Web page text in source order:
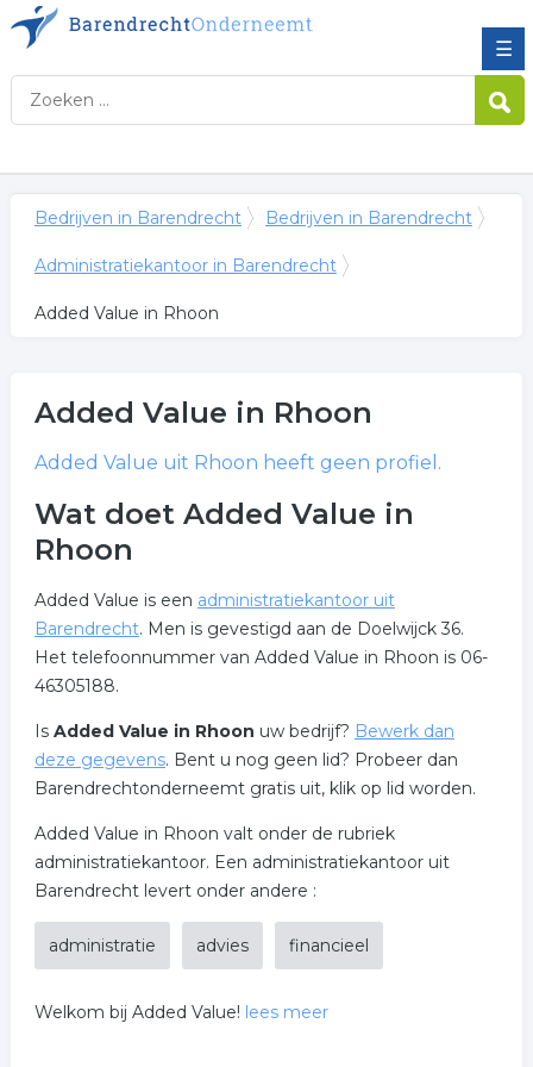
☰
Bedrijven in Barendrecht Bedrijven in Barendrecht
Administratiekantoor in Barendrecht
Added Value in Rhoon
Added Value in Rhoon
Added Value uit Rhoon heeft geen profiel.
Wat doet Added Value in
Rhoon
Added Value is een administratiekantoor uit
Barendrecht. Men is gevestigd aan de Doelwijck 36.
Het telefoonnummer van Added Value in Rhoon is 06-
46305188.
Is Added Value in Rhoon uw bedrijf? Bewerk dan
deze gegevens. Bent u nog geen lid? Probeer dan
Barendrechtonderneemt gratis uit, klik op lid worden.
Added Value in Rhoon valt onder de rubriek
administratiekantoor. Een administratiekantoor uit
Barendrecht levert onder andere :
administratie advies financieel
Welkom bij Added Value! lees meer